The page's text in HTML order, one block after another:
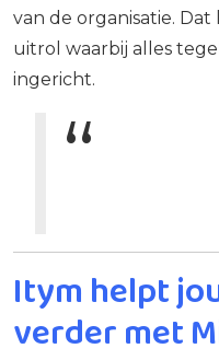
van de organisatie.
uitrol waarbij alles
ingericht.
Itym helpt
verder met